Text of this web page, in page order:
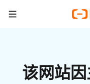
该网站